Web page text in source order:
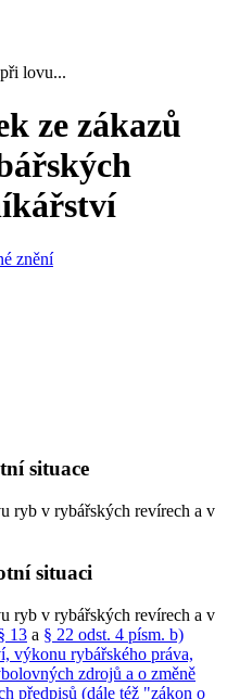
lovu...
ze zákazů
znění
situace
ryb v rybářských revírech a v
situaci
ryb v rybářských revírech a v
13 a § 22 odst. 4 písm. b)
výkonu rybářského práva,
zdrojů a o změně
předpisů (dále též "zákon o